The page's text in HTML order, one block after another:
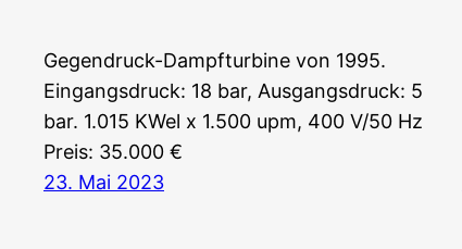
Gegendruck-Dampfturbine von 1995.
Eingangsdruck: 18 bar, Ausgangsdruck: 5
bar. 1.015 KWel x 1.500 upm, 400 V/50 Hz
Preis: 35.000 €
23. Mai 2023